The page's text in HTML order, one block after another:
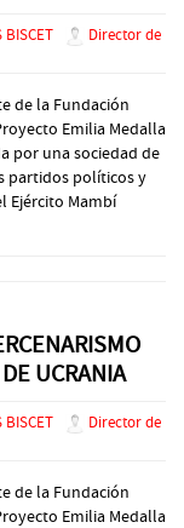
BISCET
Director de
de la Fundación
Emilia Medalla
por una sociedad de
partidos políticos y
Ejército Mambí
UCRANIA
BISCET
Director de
de la Fundación
Emilia Medalla